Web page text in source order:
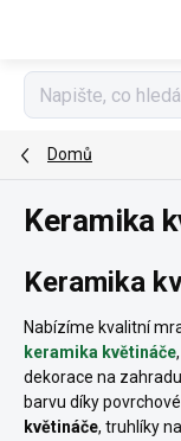
Domů
Keramika
Keramika
Nabízíme kvalitní
keramika květináče
dekorace na
barvu díky
květináče, truhlíky